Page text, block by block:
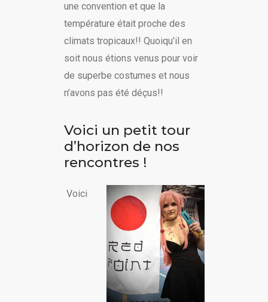
une convention et que la
température était proche des
climats tropicaux!! Quoiqu’il en
soit nous étions venus pour voir
de superbe costumes et nous
n’avons pas été déçus!!
Voici un petit tour
d’horizon de nos
rencontres !
Voici